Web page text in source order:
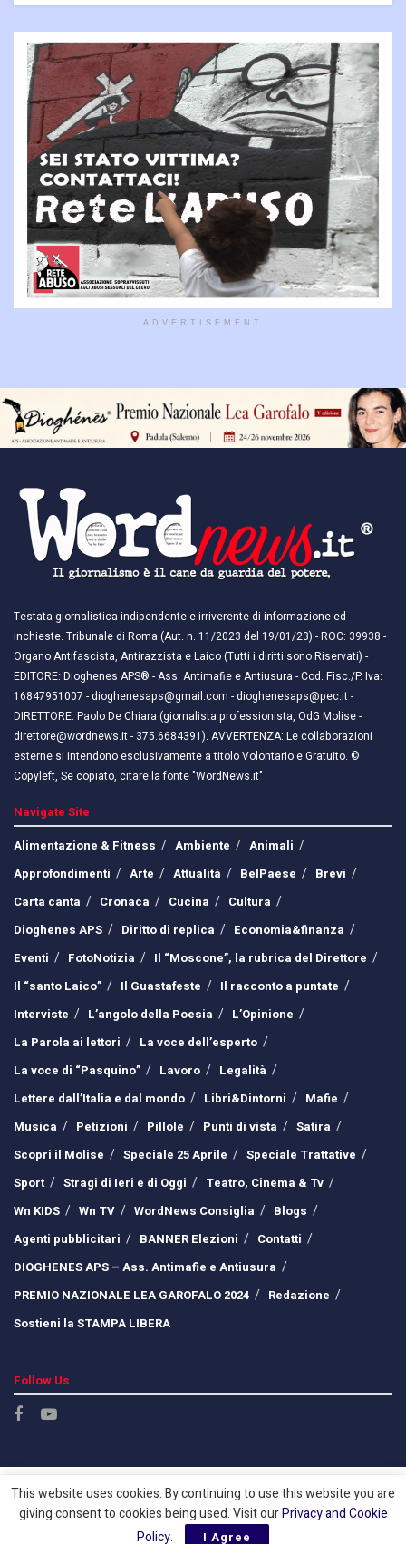
ADVERTISEMENT
Testata giornalistica indipendente e irriverente di informazione ed
inchieste. Tribunale di Roma (Aut. n. 11/2023 del 19/01/23) - ROC: 39938 -
Organo Antifascista, Antirazzista e Laico (Tutti i diritti sono Riservati) -
EDITORE: Dioghenes APS® - Ass. Antimafie e Antiusura - Cod. Fisc./P. Iva:
16847951007 - dioghenesaps@gmail.com - dioghenesaps@pec.it - ​​
DIRETTORE: Paolo De Chiara (giornalista professionista, OdG Molise -
direttore@wordnews.it - ​​375.6684391). AVVERTENZA: Le collaborazioni
esterne si intendono esclusivamente a titolo Volontario e Gratuito. ©
Copyleft, Se copiato, citare la fonte "WordNews.it"
Navigate Site
Alimentazione & Fitness
Ambiente
Animali
Approfondimenti
Arte Attualità BelPaese
Brevi
Carta canta
Cronaca Cucina
Cultura
Dioghenes APS
Diritto di replica
Economia&finanza
Eventi
FotoNotizia
Il “Moscone”, la rubrica del Direttore
Il “santo Laico”
Il Guastafeste
Il racconto a puntate
Interviste
L’angolo della Poesia
L’Opinione
La Parola ai lettori
La voce dell’esperto
La voce di “Pasquino”
Lavoro
Legalità
Lettere dall’Italia e dal mondo
Libri&Dintorni
Mafie
Musica
Petizioni Pillole Punti di vista
Satira
Scopri il Molise
Speciale 25 Aprile
Speciale Trattative
Sport
Stragi di Ieri e di Oggi
Teatro, Cinema & Tv
Wn KIDS
Wn TV WordNews Consiglia
Blogs
Agenti pubblicitari
BANNER Elezioni
Contatti
DIOGHENES APS – Ass. Antimafie e Antiusura
PREMIO NAZIONALE LEA GAROFALO 2024
Redazione
Sostieni la STAMPA LIBERA
Follow Us
This website uses cookies. By continuing to use this website you are
giving consent to cookies being used. Visit ourPrivacy and Cookie
Policy. I Agree